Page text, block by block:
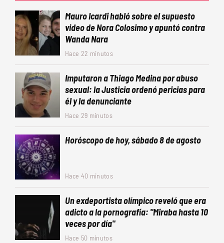
Mauro Icardi habló sobre el supuesto
video de Nora Colosimo y apuntó contra
Wanda Nara
Hace 22 minutos
Imputaron a Thiago Medina por abuso
sexual: la Justicia ordenó pericias para
él y la denunciante
Hace 29 minutos
Horóscopo de hoy, sábado 8 de agosto
Hace 40 minutos
Un exdeportista olímpico reveló que era
adicto a la pornografía: "Miraba hasta 10
veces por día"
Hace 50 minutos